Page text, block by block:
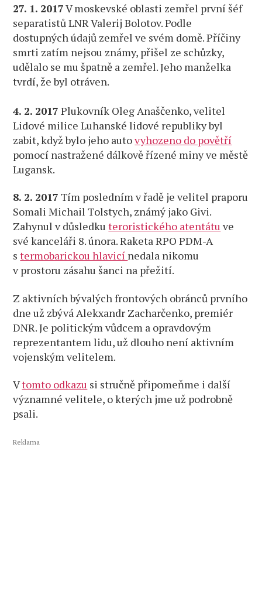
27. 1. 2017V moskevské oblasti zemřel první šéf
separatistů LNR Valerij Bolotov. Podle
dostupných údajů zemřel ve svém domě. Příčiny
smrti zatím nejsou známy, přišel ze schůzky,
udělalo se mu špatně a zemřel. Jeho manželka
tvrdí, že byl otráven.
4. 2. 2017 Plukovník Oleg Anaščenko, velitel
Lidové milice Luhanské lidové republiky byl
zabit, když bylo jeho autovyhozeno do povětří
pomocí nastražené dálkově řízené miny ve městě
Lugansk.
8. 2. 2017 Tím posledním v řadě je velitel praporu
Somali Michail Tolstych, známý jako Givi.
Zahynul v důsledkuteroristického atentátu ve
své kanceláři 8. února. Raketa RPO PDM-A
stermobarickou hlavicí nedala nikomu
v prostoru zásahu šanci na přežití.
Z aktivních bývalých frontových obránců prvního
dne už zbývá Alekxandr Zacharčenko, premiér
DNR. Je politickým vůdcem a opravdovým
reprezentantem lidu, už dlouho není aktivním
vojenským velitelem.
Vtomto odkazu si stručně připomeňme i další
významné velitele, o kterých jme už podrobně
psali.
Reklama